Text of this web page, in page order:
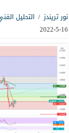
نور تريندز / التحليل
16-5-2022